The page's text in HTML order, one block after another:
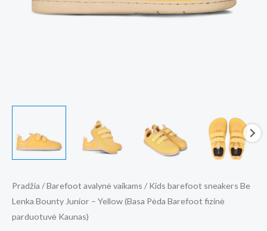
Pradžia /Barefoot avalynė vaikams / Kids barefoot sneakers Be
Lenka Bounty Junior – Yellow (Basa Pėda Barefoot fizinė
parduotuvė Kaunas)